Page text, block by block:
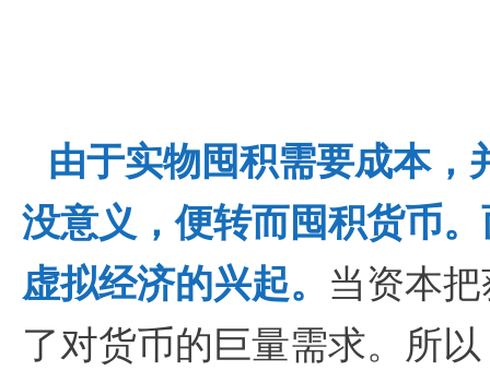
由于实物囤积需要成本，
没意义，便转而囤积货币
虚拟经济的兴起。 当资本
了对货币的巨量需求。所